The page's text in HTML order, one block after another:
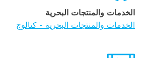
الخدمات والمنتجات البحرية
الخدمات والمنتجات البحرية - كتالوج